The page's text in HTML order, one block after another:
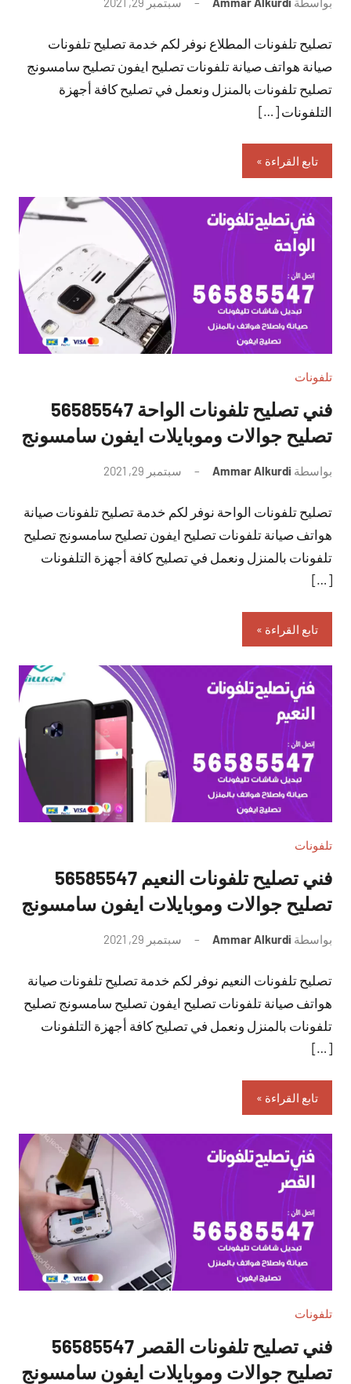
تعليقات
تصليح تلفونات المطلاع نوفر لكم خدمة تصليح تلفونات
صيانة هواتف صيانة تلفونات تصليح ايفون تصليح سامسونج
تصليح تلفونات بالمنزل ونعمل في تصليح كافة أجهزة
التلفونات […]
تابع القراءة
تلفونات
فني تصليح تلفونات الواحة 56585547
تصليح جوالات وموبايلات ايفون سامسونج
بواسطة Ammar Alkurdi سبتمبر 29, 2021
تعليقات
تصليح تلفونات الواحة نوفر لكم خدمة تصليح تلفونات صيانة
هواتف صيانة تلفونات تصليح ايفون تصليح سامسونج تصليح
تلفونات بالمنزل ونعمل في تصليح كافة أجهزة التلفونات
[…]
تابع القراءة
تلفونات
فني تصليح تلفونات النعيم 56585547
تصليح جوالات وموبايلات ايفون سامسونج
بواسطة Ammar Alkurdi سبتمبر 29, 2021
تعليقات
تصليح تلفونات النعيم نوفر لكم خدمة تصليح تلفونات صيانة
هواتف صيانة تلفونات تصليح ايفون تصليح سامسونج تصليح
تلفونات بالمنزل ونعمل في تصليح كافة أجهزة التلفونات
[…]
تابع القراءة
تلفونات
فني تصليح تلفونات القصر 56585547
تصليح جوالات وموبايلات ايفون سامسونج